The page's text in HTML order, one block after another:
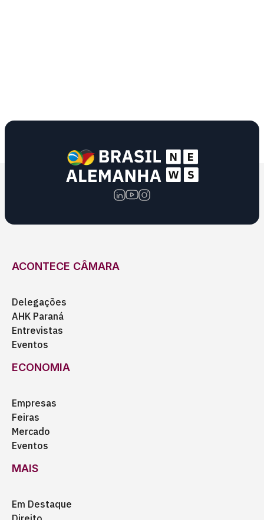
ACONTECE CÂMARA
Delegações
AHK Paraná
Entrevistas
Eventos
ECONOMIA
Empresas
Feiras
Mercado
Eventos
MAIS
Em Destaque